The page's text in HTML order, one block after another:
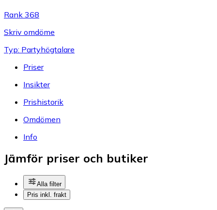
Rank 368
Skriv omdöme
Typ: Partyhögtalare
Priser
Insikter
Prishistorik
Omdömen
Info
Jämför priser och butiker
Alla filter
Pris inkl. frakt